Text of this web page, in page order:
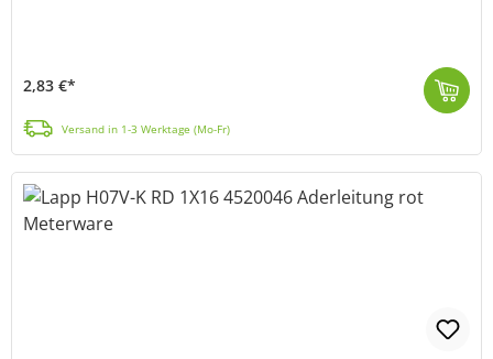
2,83 €*
Versand in 1-3 Werktage (Mo-Fr)